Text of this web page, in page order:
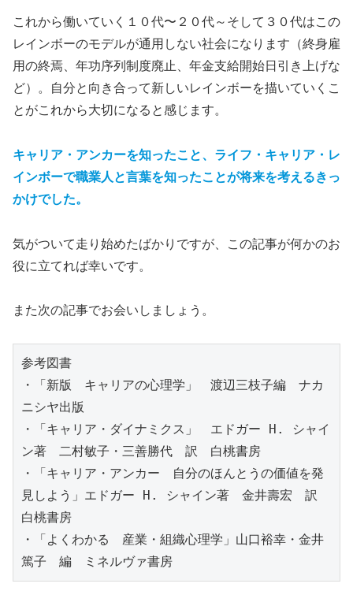
これから働いていく１０代〜２０代～そして３０代はこの
レインボーのモデルが通用しない社会になります（終身雇
用の終焉、年功序列制度廃止、年金支給開始日引き上げな
ど）。自分と向き合って新しいレインボーを描いていくこ
とがこれから大切になると感じます。
キャリア・アンカーを知ったこと、ライフ・キャリア・レ
インボーで職業人と言葉を知ったことが将来を考えるきっ
かけでした。
気がついて走り始めたばかりですが、この記事が何かのお
役に立てれば幸いです。
また次の記事でお会いしましょう。
参考図書
・「新版　キャリアの心理学」　渡辺三枝子編　ナカ
ニシヤ出版
・「キャリア・ダイナミクス」　エドガー H. シャイ
ン著　二村敏子・三善勝代　訳　白桃書房
・「キャリア・アンカー　自分のほんとうの価値を発
見しよう」エドガー H. シャイン著　金井壽宏　訳
白桃書房
・「よくわかる　産業・組織心理学」山口裕幸・金井
篤子　編　ミネルヴァ書房